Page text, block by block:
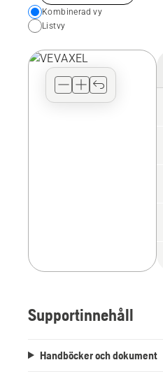
Choose
your
view
Kombinerad vy
Listvy
Supportinnehåll
Handböcker och dokument